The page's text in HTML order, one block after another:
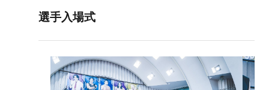
選手入場式